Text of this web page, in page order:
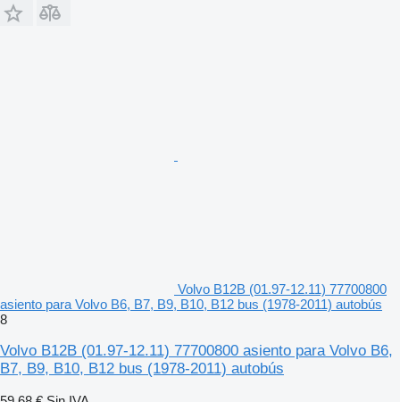
Volvo B12B (01.97-12.11) 77700800
asiento para Volvo B6, B7, B9, B10, B12 bus (1978-2011) autobús
8
Volvo B12B (01.97-12.11) 77700800 asiento para Volvo B6,
B7, B9, B10, B12 bus (1978-2011) autobús